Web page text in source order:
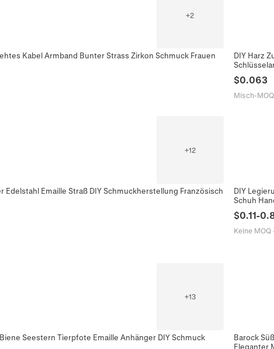
+2
Kabel Armband Bunter Strass Zirkon Schmuck Frauen
DIY Harz
$0.063
Misch-MOQ
+12
Emaille Straß DIY Schmuckherstellung Französisch
DIY
Schuh
$0.11-
Keine MOQ ·
+13
Seestern Tierpfote Emaille Anhänger DIY Schmuck
Barock
Eleganter